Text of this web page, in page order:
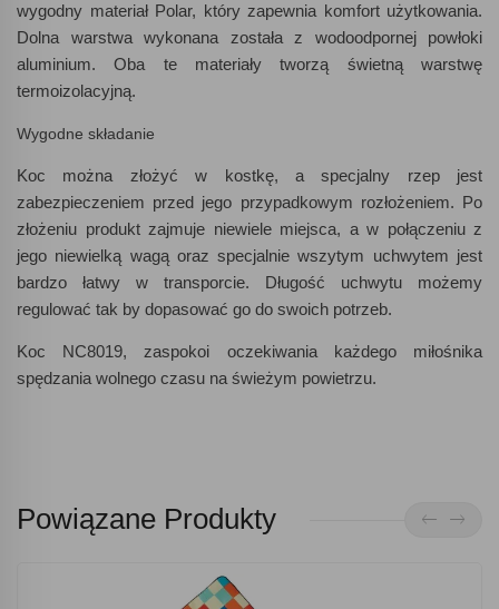
wygodny materiał Polar, który zapewnia komfort użytkowania.
Dolna warstwa wykonana została z wodoodpornej powłoki
aluminium. Oba te materiały tworzą świetną warstwę
termoizolacyjną.
Wygodne składanie
Koc można złożyć w kostkę, a specjalny rzep jest
zabezpieczeniem przed jego przypadkowym rozłożeniem. Po
złożeniu produkt zajmuje niewiele miejsca, a w połączeniu z
jego niewielką wagą oraz specjalnie wszytym uchwytem jest
bardzo łatwy w transporcie. Długość uchwytu możemy
regulować tak by dopasować go do swoich potrzeb.
Koc NC8019, zaspokoi oczekiwania każdego miłośnika
spędzania wolnego czasu na świeżym powietrzu.
Powiązane Produkty